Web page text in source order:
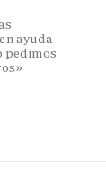
ayuda
pedimos